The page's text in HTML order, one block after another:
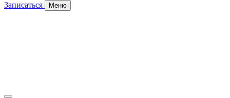
Записаться Меню